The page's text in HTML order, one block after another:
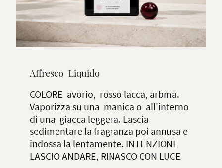
Affresco Liquido
COLORE avorio, rosso lacca, arbma.
Vaporizza su una manica o all'interno
di una giacca leggera. Lascia
sedimentare la fragranza poi annusa e
indossa la lentamente. INTENZIONE
LASCIO ANDARE, RINASCO CON LUCE